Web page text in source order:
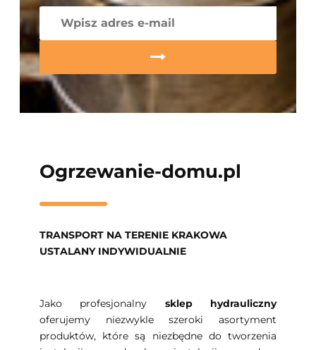
Ogrzewanie-domu.pl
TRANSPORT NA TERENIE KRAKOWA
USTALANY INDYWIDUALNIE
Jako profesjonalny sklep hydrauliczny
oferujemy niezwykle szeroki asortyment
produktów, które są niezbędne do tworzenia